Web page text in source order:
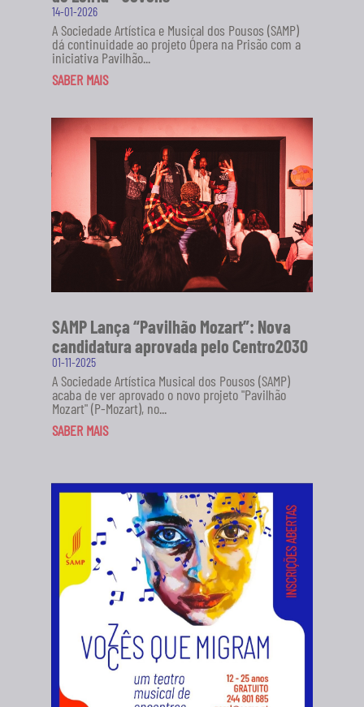
14-01-2026
A Sociedade Artística e Musical dos Pousos (SAMP)
dá continuidade ao projeto Ópera na Prisão com a
iniciativa Pavilhão...
SABER MAIS
SAMP Lança “Pavilhão Mozart”: Nova
candidatura aprovada pelo Centro2030
01-11-2025
A Sociedade Artística Musical dos Pousos (SAMP)
acaba de ver aprovado o novo projeto "Pavilhão
Mozart" (P-Mozart), no...
SABER MAIS